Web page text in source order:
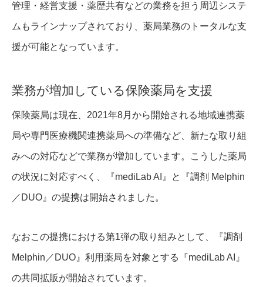
管理・経営支援・薬歴共有などの業務を担う周辺システ
ムもラインナップされており、薬局業務のトータルな支
援が可能となっています。
業務が増加している保険薬局を支援
保険薬局は現在、2021年8月から開始される地域連携薬
局や専門医療機関連携薬局への準備など、新たな取り組
みへの対応などで業務が増加しています。こうした薬局
の状況に対応すべく、『mediLab AI』と『調剤 Melphin
／DUO』の提携は開始されました。
なおこの提携における第1弾の取り組みとして、『調剤
Melphin／DUO』利用薬局を対象とする『mediLab AI』
の共同拡販が開始されています。